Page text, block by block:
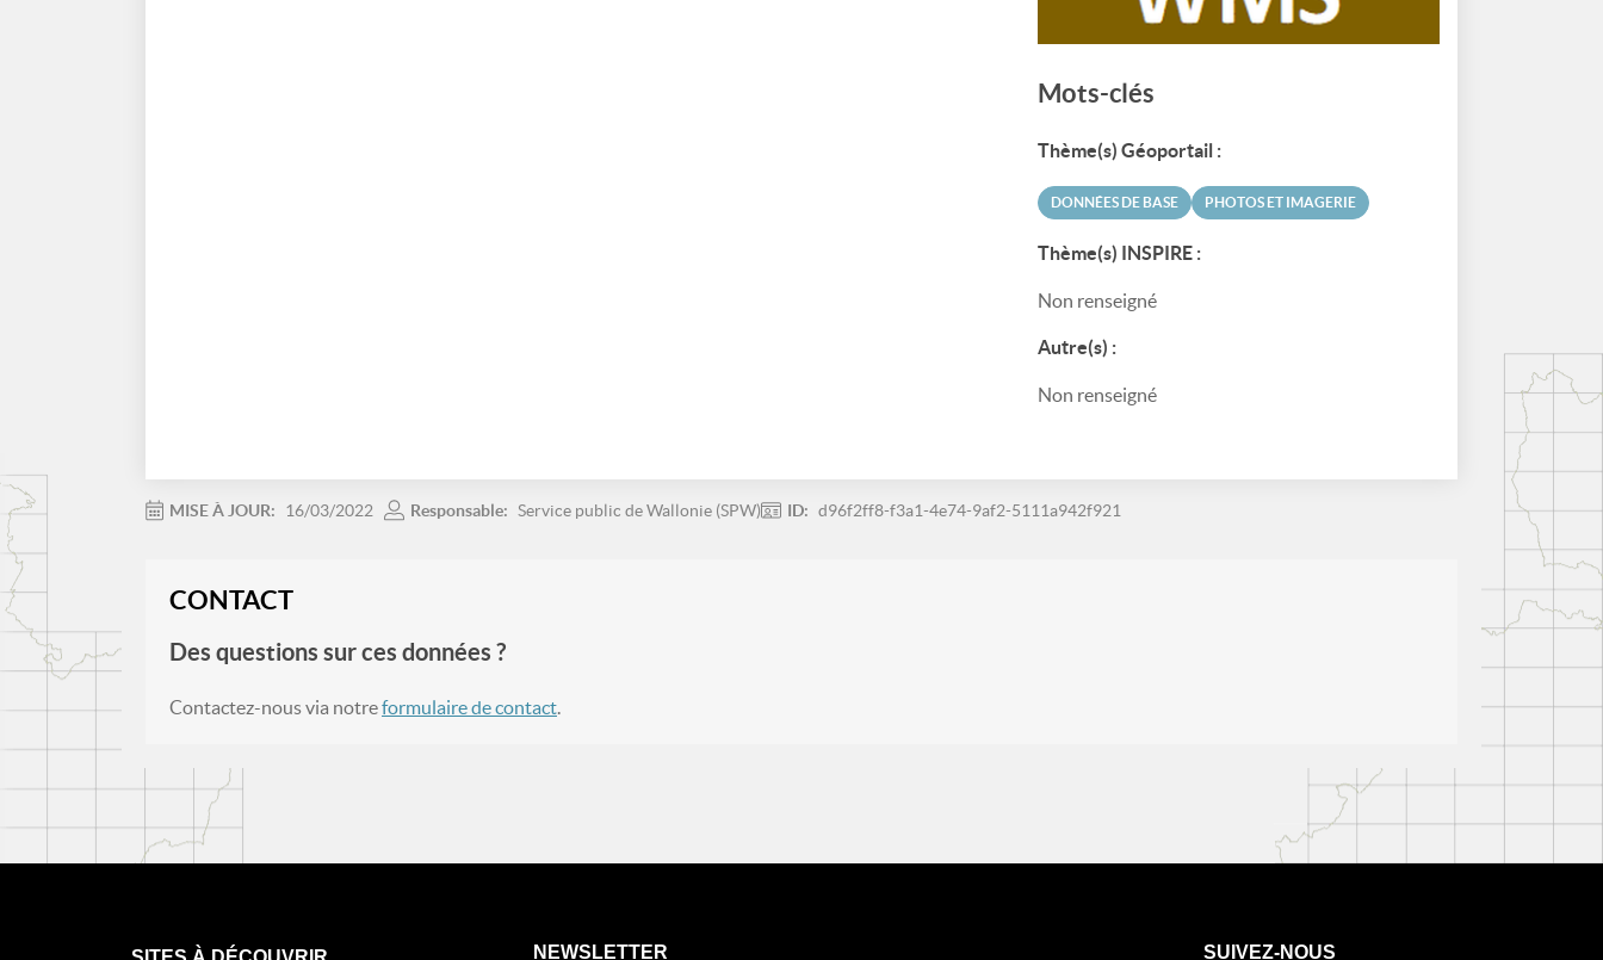
Mots-clés
Thème(s) Géoportail :
DONNÉES DE BASE PHOTOS ET IMAGERIE
Thème(s) INSPIRE :
Non renseigné
Autre(s) :
Non renseigné
MISE À JOUR: 16/03/2022 Responsable: Service public de Wallonie (SPW) ID: d96f2ff8-f3a1-4e74-9af2-5111a942f921
CONTACT
Des questions sur ces données ?
Contactez-nous via notreformulaire de contact.
NEWSLETTER SUIVEZ-NOUS